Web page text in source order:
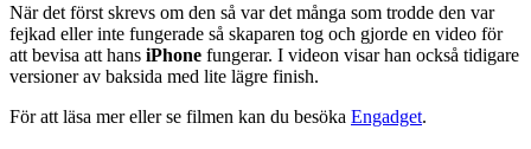
När det först skrevs om den så var det många som trodde den var
fejkad eller inte fungerade så skaparen tog och gjorde en video för
att bevisa att hans iPhone fungerar. I videon visar han också tidigare
versioner av baksida med lite lägre finish.
För att läsa mer eller se filmen kan du besöka Engadget.